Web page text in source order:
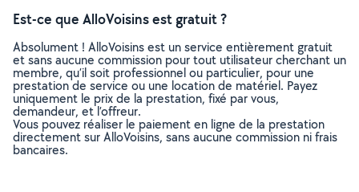
Est-ce que AlloVoisins est gratuit ?
Absolument ! AlloVoisins est un service entièrement gratuit
et sans aucune commission pour tout utilisateur cherchant un
membre, qu’il soit professionnel ou particulier, pour une
prestation de service ou une location de matériel. Payez
uniquement le prix de la prestation, fixé par vous,
demandeur, et l’offreur.
Vous pouvez réaliser le paiement en ligne de la prestation
directement sur AlloVoisins, sans aucune commission ni frais
bancaires.